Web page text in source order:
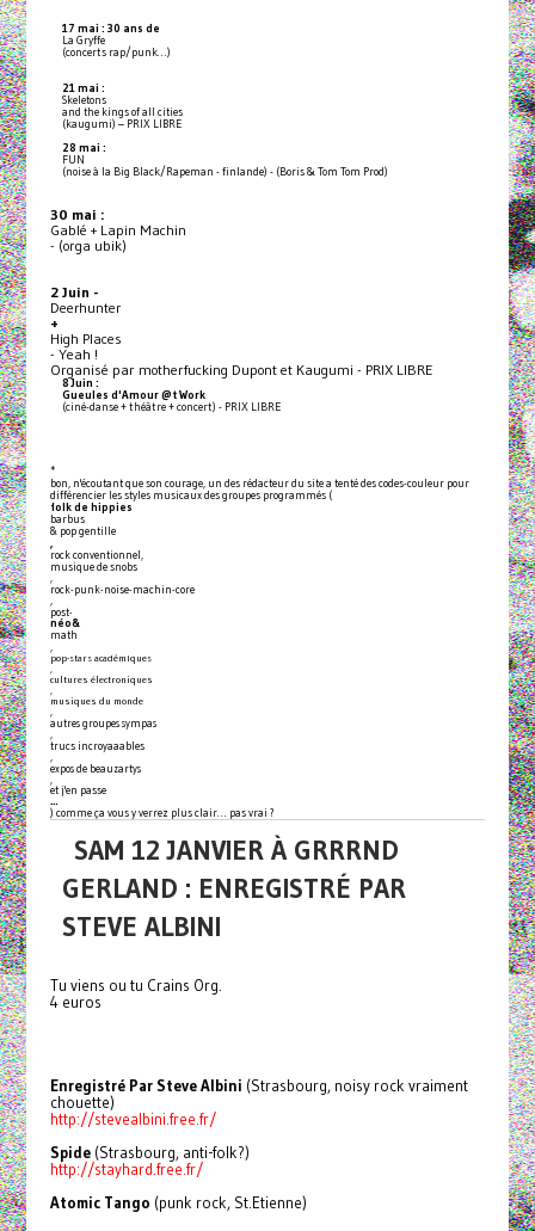
17 mai : 30 ans de
La Gryffe
(concerts rap/punk…)
21 mai :
Skeletons
and the kings of all cities
(kaugumi) – PRIX LIBRE
28 mai :
FUN
(noise à la Big Black/Rapeman - finlande) - (Boris & Tom Tom Prod)
30 mai :
Gablé + Lapin Machin
- (orga ubik)
2 Juin -
Deerhunter
+
High Places
- Yeah !
Organisé par motherfucking Dupont et Kaugumi - PRIX LIBRE
8 Juin :
Gueules d'Amour @t Work
(ciné-danse + théâtre + concert) - PRIX LIBRE
*
bon, n'écoutant que son courage, un des rédacteur du site a tenté des codes-couleur pour
différencier les styles musicaux des groupes programmés (
folk de hippies
barbus
& pop gentille
rock conventionnel,
musique de snobs
,
rock-punk-noise-machin-core
post-
néo&
math
pop-stars académiques
,
cultures électroniques
,
musiques du monde
,
autres groupes sympas
trucs incroyaaables
expos de beauzartys
et j'en passe
…
) comme ça vous y verrez plus clair… pas vrai ?
SAM 12 JANVIER À GRRRND
GERLAND : ENREGISTRÉ PAR
STEVE ALBINI
Tu viens ou tu Crains Org.
4 euros
Enregistré Par Steve Albini (Strasbourg, noisy rock vraiment
chouette)
http://stevealbini.free.fr/
Spide (Strasbourg, anti-folk?)
http://stayhard.free.fr/
Atomic Tango (punk rock, St.Etienne)